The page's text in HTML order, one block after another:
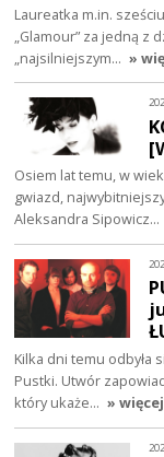
Laureatka m.in.
„Glamour” za jedną z
„najsilniejszym… »
Osiem lat temu, w
gwiazd,
Aleksandra Sipowicz…
Kilka dni temu odbyła
Pustki. Utwór
który ukaże… » więcej